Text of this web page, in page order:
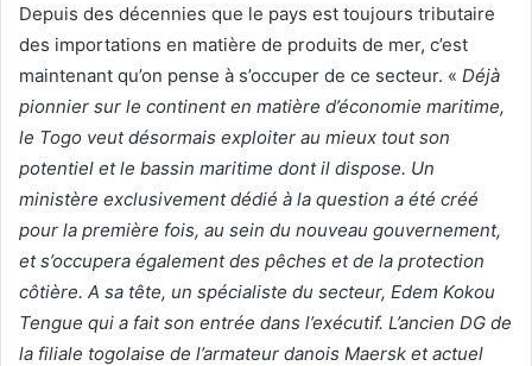
Depuis des décennies que le pays est toujours tributaire
des importations en matière de produits de mer, c’est
maintenant qu’on pense à s’occuper de ce secteur. « Déjà
pionnier sur le continent en matière d’économie maritime,
le Togo veut désormais exploiter au mieux tout son
potentiel et le bassin maritime dont il dispose. Un
ministère exclusivement dédié à la question a été créé
pour la première fois, au sein du nouveau gouvernement,
et s’occupera également des pêches et de la protection
côtière. A sa tête, un spécialiste du secteur, Edem Kokou
Tengue qui a fait son entrée dans l’exécutif. L’ancien DG de
la filiale togolaise de l’armateur danois Maersk et actuel